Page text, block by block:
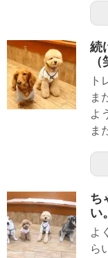
続
（
ト
ま
よ
ま
ち
い。
よ
ら